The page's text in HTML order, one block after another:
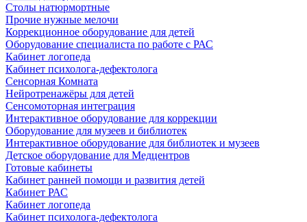
Столы натюрмортные
Прочие нужные мелочи
Коррекционное оборудование для детей
Оборудование специалиста по работе с РАС
Кабинет логопеда
Кабинет психолога-дефектолога
Сенсорная Комната
Нейротренажёры для детей
Сенсомоторная интеграция
Интерактивное оборудование для коррекции
Оборудование для музеев и библиотек
Интерактивное оборудование для библиотек и музеев
Детское оборудование для Медцентров
Готовые кабинеты
Кабинет ранней помощи и развития детей
Кабинет РАС
Кабинет логопеда
Кабинет психолога-дефектолога